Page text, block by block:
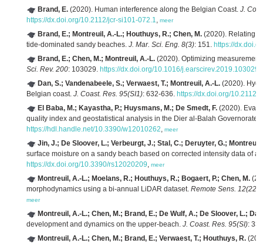
Brand, E. (2020). Human interference along the Belgian Coast. J.
https://dx.doi.org/10.2112/jcr-si101-072.1, meer
Brand, E.; Montreuil, A.-L.; Houthuys, R.; Chen, M. (2020). Relating
tide-dominated sandy beaches. J. Mar. Sci. Eng. 8(3): 151. https://
Brand, E.; Chen, M.; Montreuil, A.-L. (2020). Optimizing
Sci. Rev. 200: 103029. https://dx.doi.org/10.1016/j.earscirev.2019.103029
Dan, S.; Vandenabeele, S.; Verwaest, T.; Montreuil, A.-L. (2020).
Belgian coast. J. Coast. Res. 95(SI1): 632-636. https://dx.doi.org/10.2112/
El Baba, M.; Kayastha, P.; Huysmans, M.; De Smedt, F. (2020).
quality index and geostatistical analysis in the Dier al-Balah Governorate,
https://hdl.handle.net/10.3390/w12010262, meer
Jin, J.; De Sloover, L.; Verbeurgt, J.; Stal, C.; Deruyter, G.;
surface moisture on a sandy beach based on corrected intensity data of
https://dx.doi.org/10.3390/rs12020209, meer
Montreuil, A.-L.; Moelans, R.; Houthuys, R.; Bogaert, P.; Chen, M.
morphodynamics using a bi-annual LiDAR dataset. Remote Sens. 12(22)
meer
Montreuil, A.-L.; Chen, M.; Brand, E.; De Wulf, A.; De Sloover, L.;
development and dynamics on the upper-beach. J. Coast. Res. 95(SI):
Montreuil, A.-L.; Chen, M.; Brand, E.; Verwaest, T.; Houthuys, R.